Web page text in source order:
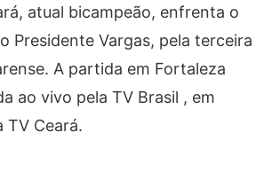
atual bicampeão, enfrenta o
Presidente Vargas, pela terceira
A partida em Fortaleza
ao vivo pela TV Brasil , em
TV Ceará.